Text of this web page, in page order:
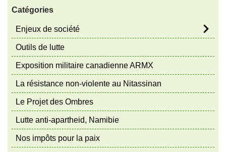
Catégories
Enjeux de société
Outils de lutte
Exposition militaire canadienne ARMX
La résistance non-violente au Nitassinan
Le Projet des Ombres
Lutte anti-apartheid, Namibie
Nos impôts pour la paix